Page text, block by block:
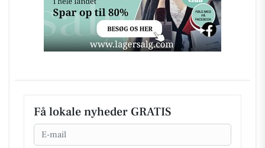
Få lokale nyheder GRATIS
Email